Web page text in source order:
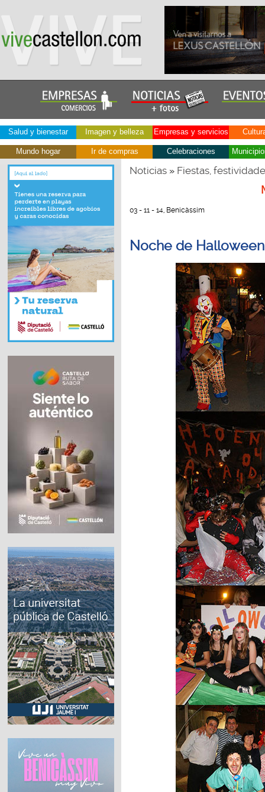
Salud y bienestar Imagen y belleza Empresas y servicios
Mundo hogar Ir de compras Celebraciones
Noticias» Fiestas,
03 - 11 - 14, Benicàssim
Noche de